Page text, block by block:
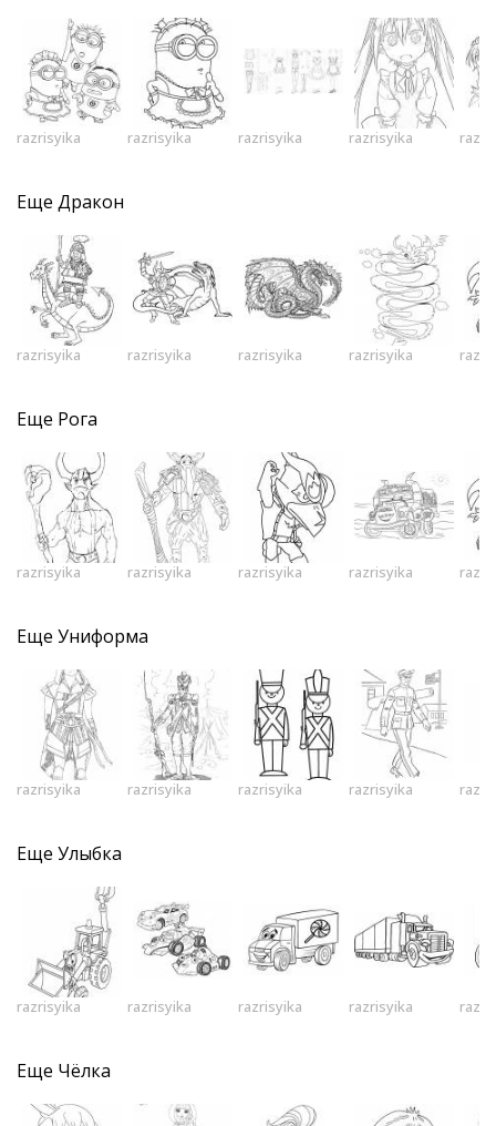
razrisyika razrisyika razrisyika razrisyika
Еще Дракон
razrisyika razrisyika razrisyika razrisyika
Еще Рога
razrisyika razrisyika razrisyika razrisyika
Еще Униформа
razrisyika razrisyika razrisyika razrisyika
Еще Улыбка
razrisyika razrisyika razrisyika razrisyika
Еще Чёлка